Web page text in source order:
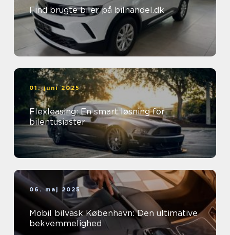
Find brugte biler på bilhandel.dk
01. juni 2025
Flexleasing: En smart løsning for
bilentusiaster
06. maj 2025
Mobil bilvask København: Den ultimative
bekvemmelighed